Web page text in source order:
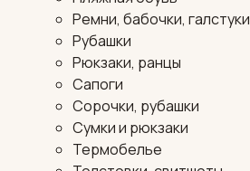
Ремни, бабочки, галстуки
Рубашки
Рюкзаки, ранцы
Сапоги
Сорочки, рубашки
Сумки и рюкзаки
Термобелье